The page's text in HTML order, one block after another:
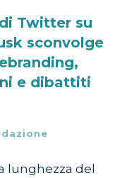
Twitter su
sconvolge
e dibattiti
lunghezza del